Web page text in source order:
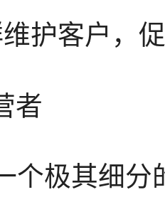
护客户，促
者
个极其细分